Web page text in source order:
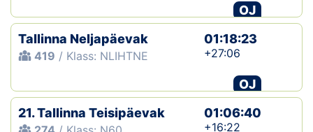
OJ
Tallinna Neljapäevak
419 / Klass: NLIHTNE
01:18:23
+27:06
OJ
21. Tallinna Teisipäevak
01:06:40
+16:22